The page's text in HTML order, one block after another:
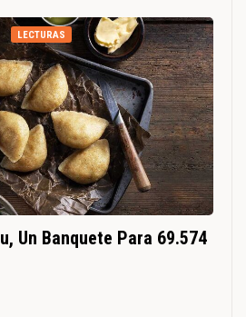
LECTURAS
Un Banquete Para 69.574